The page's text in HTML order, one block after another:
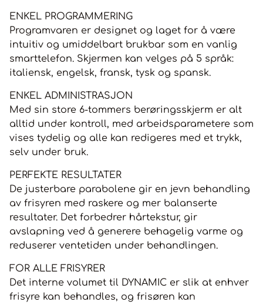
ENKEL PROGRAMMERING
Programvaren er designet og laget for å være
intuitiv og umiddelbart brukbar som en vanlig
smarttelefon. Skjermen kan velges på 5 språk:
italiensk, engelsk, fransk, tysk og spansk.
ENKEL ADMINISTRASJON
Med sin store 6-tommers berøringsskjerm er alt
alltid under kontroll, med arbeidsparametere som
vises tydelig og alle kan redigeres med et trykk,
selv under bruk.
PERFEKTE RESULTATER
De justerbare parabolene gir en jevn behandling
av frisyren med raskere og mer balanserte
resultater. Det forbedrer hårtekstur, gir
avslapning ved å generere behagelig varme og
reduserer ventetiden under behandlingen.
FOR ALLE FRISYRER
Det interne volumet til DYNAMIC er slik at enhver
frisyre kan behandles, og frisøren kan